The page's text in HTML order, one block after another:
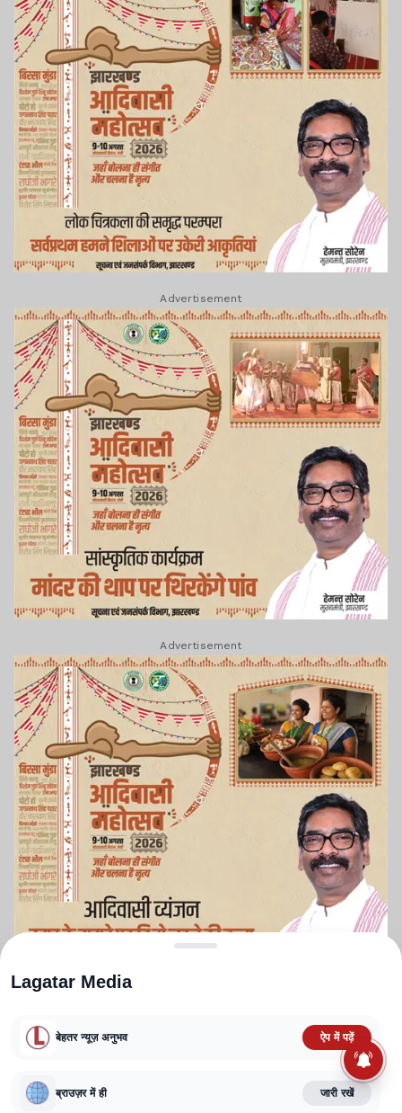
Advertisement
Advertisement
TERMS AND CONDITIONS
CORRECTIONS POLICY
FACT CHECKING POLICY
Lagatar Media
बेहतर न्यूज़ अनुभव ऐप में पढ़ें
ब्राउज़र में ही जारी रखें